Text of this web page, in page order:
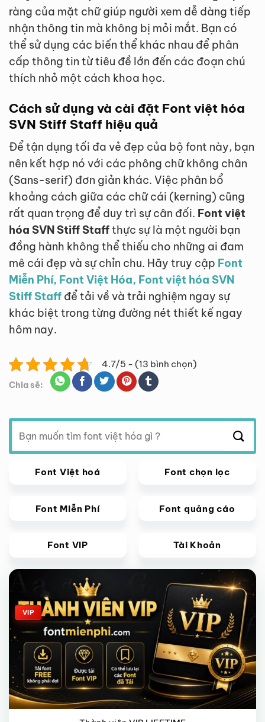
ràng của mặt chữ giúp người xem dễ dàng tiếp
nhận thông tin mà không bị mỏi mắt. Bạn có
thể sử dụng các biến thể khác nhau để phân
cấp thông tin từ tiêu đề lớn đến các đoạn chú
thích nhỏ một cách khoa học.
Cách sử dụng và cài đặt Font việt hóa
SVN Stiff Staff hiệu quả
Để tận dụng tối đa vẻ đẹp của bộ font này, bạn
nên kết hợp nó với các phông chữ không chân
(Sans-serif) đơn giản khác. Việc phân bổ
khoảng cách giữa các chữ cái (kerning) cũng
rất quan trọng để duy trì sự cân đối. Font việt
hóa SVN Stiff Staffthực sự là một người bạn
đồng hành không thể thiếu cho những ai đam
mê cái đẹp và sự chỉn chu. Hãy truy cập Font
Miễn Phí, Font Việt Hóa, Font việt hóa SVN
Stiff Staff để tải về và trải nghiệm ngay sự
khác biệt trong từng đường nét thiết kế ngay
hôm nay.
4.7/5 - (13 bình chọn)
Chia sẽ:
Tìm
kiếm:
Font Việt hoá Font chọn lọc
Font Miễn Phí Font quảng cáo
Font VIP Tài Khoản
Giảm giá!
VIP